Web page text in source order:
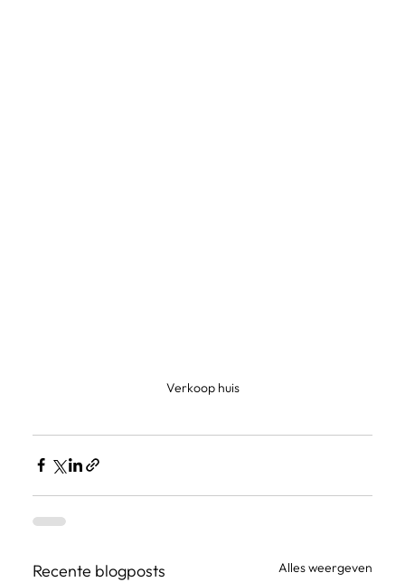
Verkoop huis
Recente blogposts Alles weergeven